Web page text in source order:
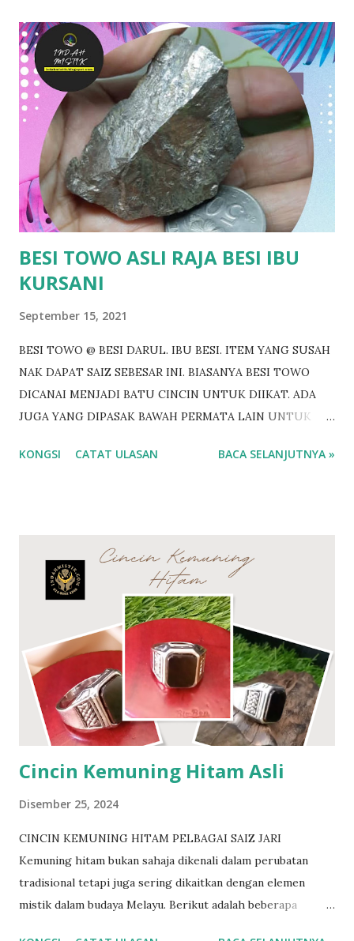
dalam meditasi atau sebagai alat dalam rawatan tradisional.
3. Penarik Rezeki: Kayu ini juga dipercayai boleh menarik
rezeki atau keberuntungan. Usahawan tradisional
kadangkala meletakkannya di kedai sebagai simbol tuah dan
rezeki yang berlimpah. 4. Menaikkan Aura Kepimpinan: Raja
kayu juga dianggap menaikkan karisma dan daya
kepimpinan. Mereka yang memakai atau memiliki kayu ini
dikatakan mempunyai pengaruh lebih kuat dalam
komunikasi atau perundingan. Dengan izin Allah jua.
BERMINAT? https://bi...
BESI TOWO ASLI RAJA BESI IBU
KURSANI
September 15, 2021
BESI TOWO @ BESI DARUL. IBU BESI. ITEM YANG SUSAH
NAK DAPAT SAIZ SEBESAR INI. BIASANYA BESI TOWO
DICANAI MENJADI BATU CINCIN UNTUK DIIKAT. ADA
JUGA YANG DIPASAK BAWAH PERMATA LAIN UNTUK
DICANAI UNTUK 6 HINGGA 7 BATU PERMATA. Antara
Memusnahkan ilmu kebal Pengamal ilmu Hitam merasai
panas bila berdekatan dengan pemilik Besi Towo Perisai
ilmu ghaib Jenis batuan yang amat langka. Tidak berkarat
walau direndam lama didalam air Besi towo adalah Besi Ibu
kursani yg menjadi rantai bumi untuk menghapuskan segala
racun yg ada didalam tanah. Nama lain Besi towo dikenali
sebagai besi darul..besi tawar..besi tua..ibu kursani Ramai
para pesilat..perawat..pendekar yg mencarinya.. Besi amat
keras nak prosesnya pun mengambil masa yg lama. Insya
Allah dengan izin-Nya. Berminat? http://www....
KONGSI CATAT ULASAN BACA SELANJUTNYA »
Cincin Kemuning Hitam Asli
Disember 25, 2024
CINCIN KEMUNING HITAM PELBAGAI SAIZ JARI
Kemuning hitam bukan sahaja dikenali dalam perubatan
tradisional tetapi juga sering dikaitkan dengan elemen
mistik dalam budaya Melayu. Berikut adalah beberapa